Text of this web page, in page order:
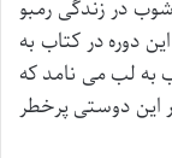
در زندگی رمبو
دوره در کتاب به
به لب می نامد که
این دوستی پرخطر